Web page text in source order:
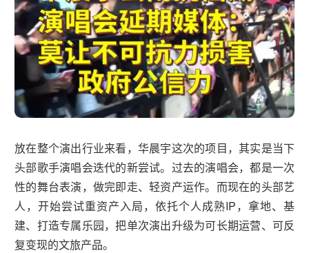
放在整个演出行业来看，华晨宇这次的项目，其实是当下
头部歌手演唱会迭代的新尝试。过去的演唱会，都是一次
性的舞台表演，做完即走、轻资产运作。而现在的头部艺
人，开始尝试重资产入局，依托个人成熟IP，拿地、基
建、打造专属乐园，把单次演出升级为可长期运营、可反
复变现的文旅产品。